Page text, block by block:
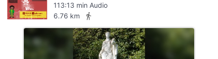
113:13 min Audio
6.76 km
directions_walk